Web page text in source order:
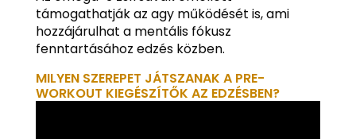
támogathatják az agy működését is, ami
hozzájárulhat a mentális fókusz
fenntartásához edzés közben.
MILYEN SZEREPET JÁTSZANAK A PRE-
WORKOUT KIEGÉSZÍTŐK AZ EDZÉSBEN?